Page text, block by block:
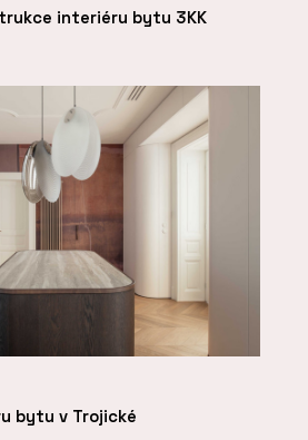
interiéru bytu 3KK
bytu v Trojické